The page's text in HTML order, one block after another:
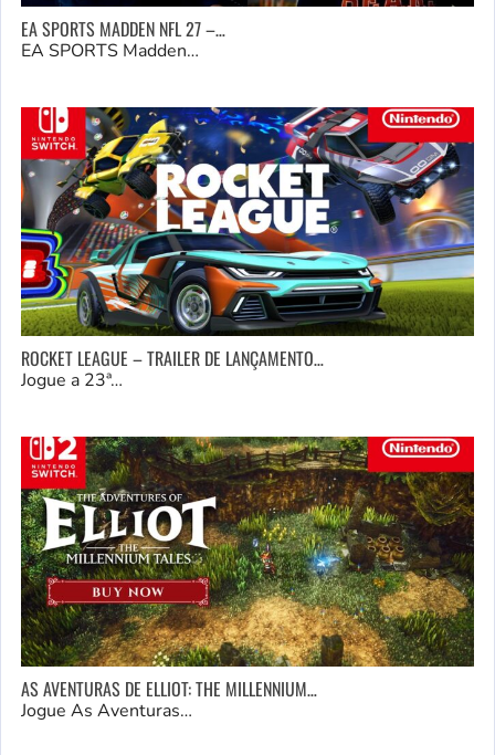
EA SPORTS MADDEN NFL 27 –…
EA SPORTS Madden…
ROCKET LEAGUE – TRAILER DE LANÇAMENTO…
Jogue a 23ª…
AS AVENTURAS DE ELLIOT: THE MILLENNIUM…
Jogue As Aventuras…